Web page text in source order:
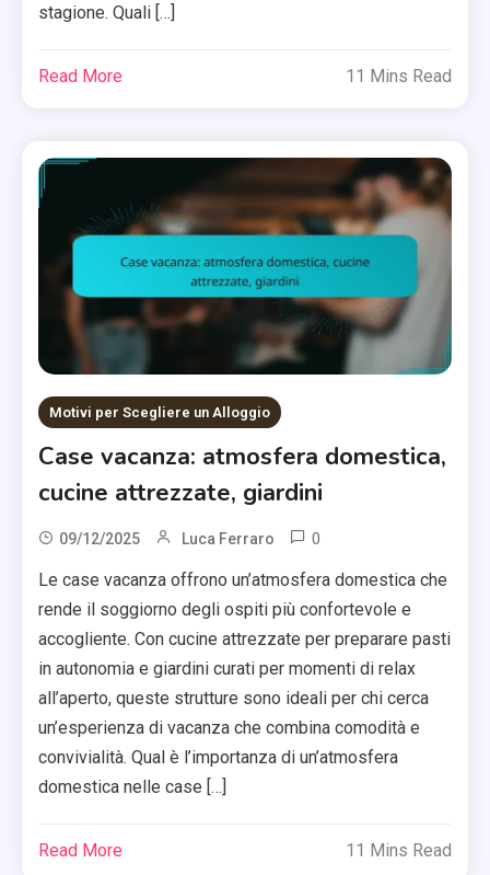
stagione. Quali […]
Read More 11 Mins Read
Motivi per Scegliere un Alloggio
Case vacanza: atmosfera domestica,
cucine attrezzate, giardini
09/12/2025 Luca Ferraro 0
Le case vacanza offrono un’atmosfera domestica che
rende il soggiorno degli ospiti più confortevole e
accogliente. Con cucine attrezzate per preparare pasti
in autonomia e giardini curati per momenti di relax
all’aperto, queste strutture sono ideali per chi cerca
un’esperienza di vacanza che combina comodità e
convivialità. Qual è l’importanza di un’atmosfera
domestica nelle case […]
Read More 11 Mins Read